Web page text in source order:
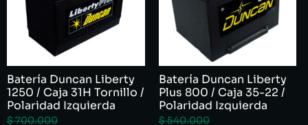
Batería Duncan Liberty
1250 / Caja 31H Tornillo /
Polaridad Izquierda
$700.000
Batería Duncan Liberty
Plus 800 / Caja 35-22 /
Polaridad Izquierda
$540.000